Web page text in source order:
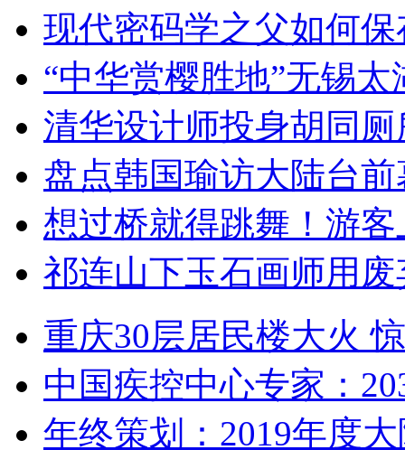
现代密码学之父如何
“中华赏樱胜地”无锡
清华设计师投身胡同
盘点韩国瑜访大陆台
想过桥就得跳舞！游客
祁连山下玉石画师用
重庆30层居民楼大火
中国疾控中心专家：
年终策划：2019年度